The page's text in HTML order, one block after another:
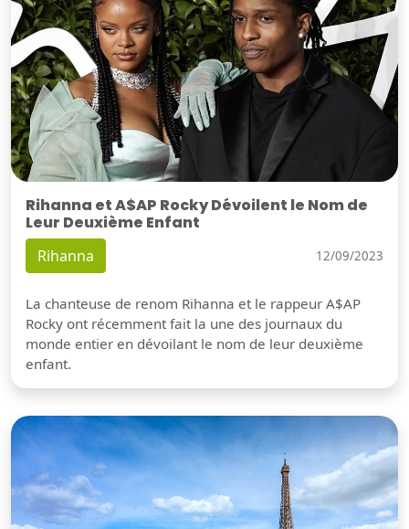
Rihanna et A$AP Rocky Dévoilent le Nom de
Leur Deuxième Enfant
Rihanna 12/09/2023
La chanteuse de renom Rihanna et le rappeur A$AP
Rocky ont récemment fait la une des journaux du
monde entier en dévoilant le nom de leur deuxième
enfant.